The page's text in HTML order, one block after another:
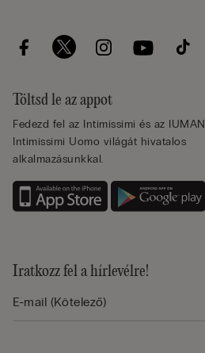
Töltsd le az appot
Fedezd fel az Intimissimi és az IUMAN
Intimissimi Uomo világát hivatalos
alkalmazásunkkal.
Iratkozz fel a hírlevélre!